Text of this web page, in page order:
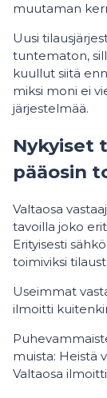
muutaman
Uusi
tuntematon,
kuullut siitä
miksi moni ei
järjestelmää.
Nykyiset
pääosin
Valtaosa
tavoilla joko
Erityisesti
toimiviksi
Useimmat
ilmoitti
muista: Heistä
Valtaosa